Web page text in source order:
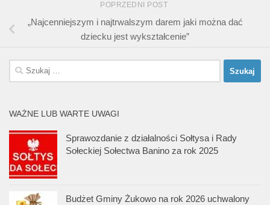
POPRZEDNI POST
„Najcenniejszym i najtrwalszym darem jaki można dać
dziecku jest wykształcenie”
Szukaj:
WAŻNE LUB WARTE UWAGI
Sprawozdanie z działalności Sołtysa i Rady
Sołeckiej Sołectwa Banino za rok 2025
Budżet Gminy Żukowo na rok 2026 uchwalony